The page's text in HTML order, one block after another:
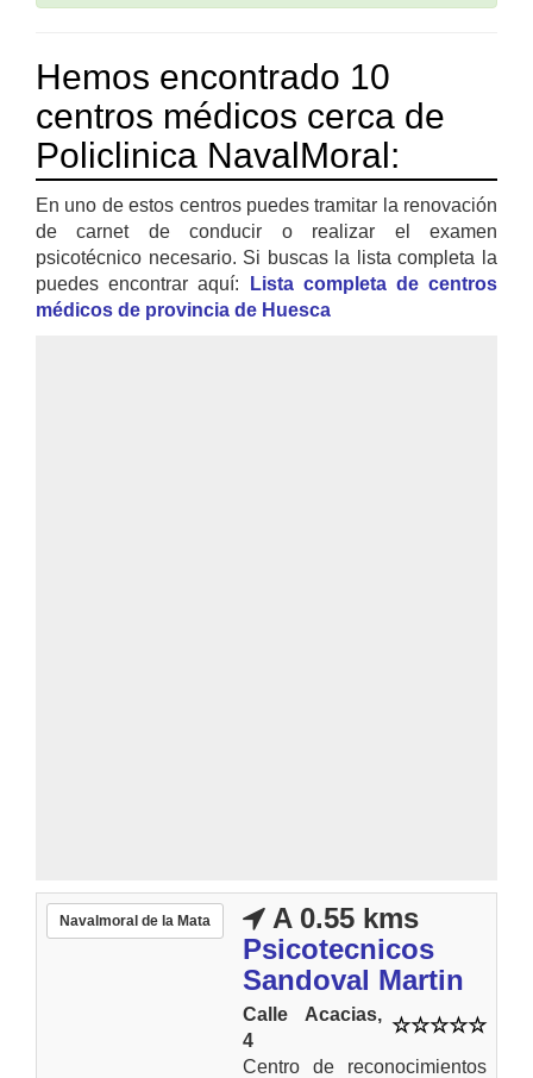
Hemos encontrado 10
centros médicos cerca de
Policlinica NavalMoral:
En uno de estos centros puedes tramitar la renovación
de carnet de conducir o realizar el examen
psicotécnico necesario. Si buscas la lista completa la
puedes encontrar aquí:
Lista completa de centros
médicos de provincia de Huesca
Navalmoral de la Mata
A 0.55 kms
Psicotecnicos
Sandoval Martin
Calle Acacias,
4
Centro de reconocimientos